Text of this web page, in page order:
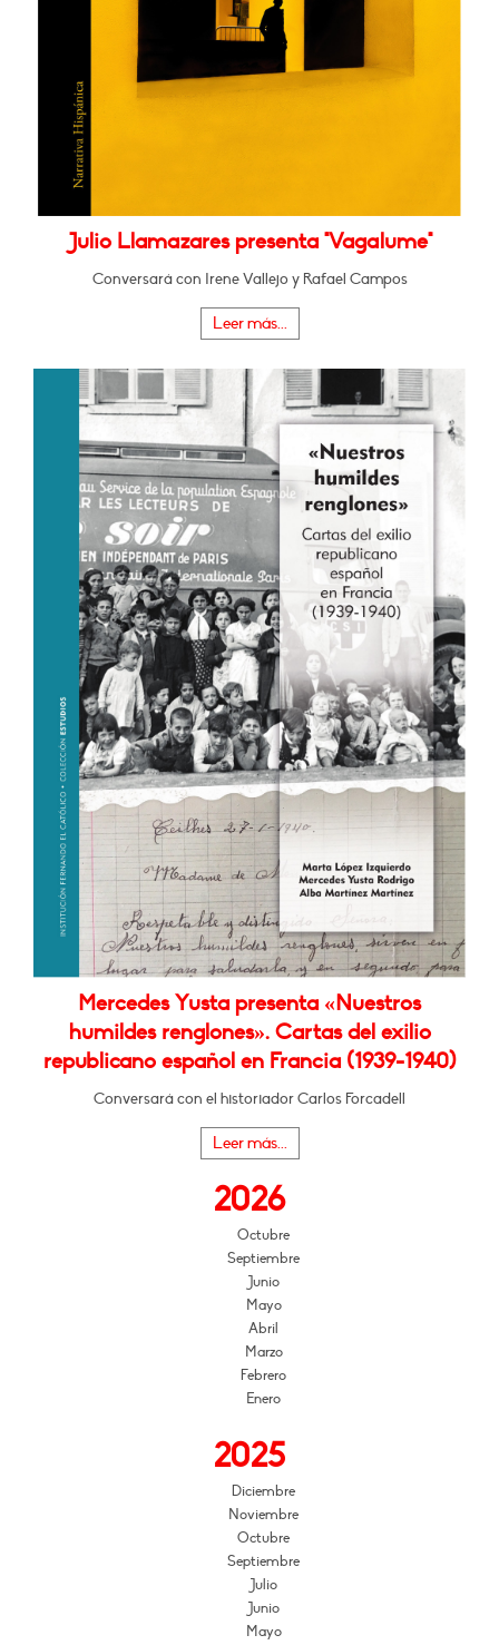
Julio Llamazares presenta "Vagalume"
Conversará con Irene Vallejo y Rafael Campos
Leer más...
Mercedes Yusta presenta «Nuestros
humildes renglones». Cartas del exilio
republicano español en Francia (1939-1940)
Conversará con el historiador Carlos Forcadell
Leer más...
2026
Octubre
Septiembre
Junio
Mayo
Abril
Marzo
Febrero
Enero
2025
Diciembre
Noviembre
Octubre
Septiembre
Julio
Junio
Mayo